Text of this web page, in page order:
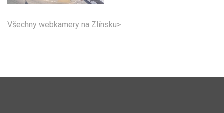
Všechny webkamery na Zlínsku>